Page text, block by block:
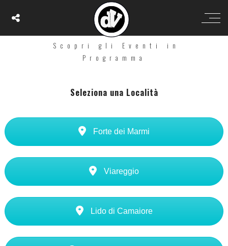
DiscotecheVersilia
Scopri gli Eventi in
Programma
Seleziona una Località
Forte dei Marmi
Viareggio
Lido di Camaiore